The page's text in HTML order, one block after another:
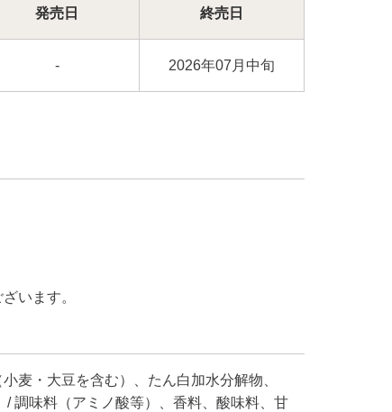
発売日 終売日
- 2026年07月中旬
います。
麦・大豆を含む）、たん白加水分解物、
調味料（アミノ酸等）、香料、酸味料、甘